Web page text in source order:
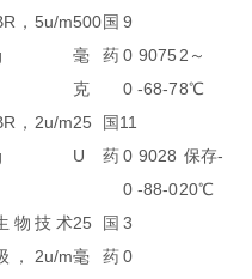
，5u/m500
毫
克
国
药
9
0
0
9075
-68-7
2～
8℃
，2u/m25
U
国
药
11
0
0
9028
-88-0
保存-
20℃
物技术
，2u/m
25
毫
国
药
3
0